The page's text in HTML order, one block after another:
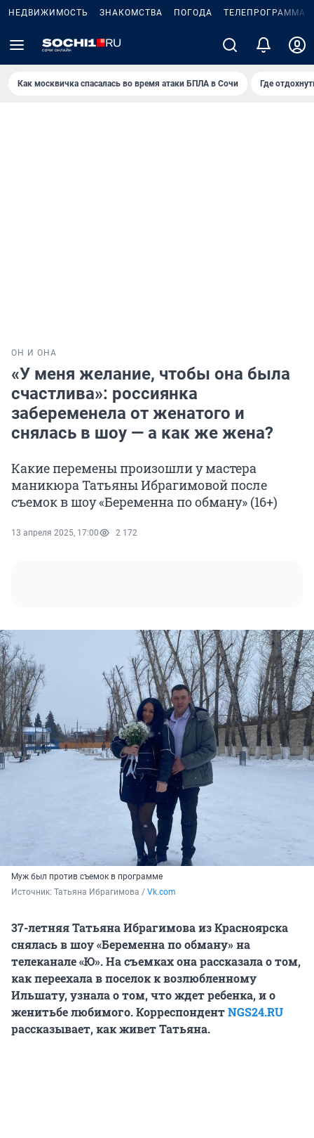
НЕДВИЖИМОСТЬ ЗНАКОМСТВА ПОГОДА ТЕЛЕПРОГРАММА
Как москвичка спасалась во время атаки БПЛА в Сочи Где
ОН И ОНА
«У меня желание, чтобы она была
счастлива»: россиянка
забеременела от женатого и
снялась в шоу — а как же жена?
Какие перемены произошли у мастера
маникюра Татьяны Ибрагимовой после
съемок в шоу «Беременна по обману» (16+)
13 апреля 2025, 17:00 2 172
Муж был против съемок в программе
Источник: Татьяна Ибрагимова / Vk.com
37-летняя Татьяна Ибрагимова из Красноярска
снялась в шоу «Беременна по обману» на
телеканале «Ю». На съемках она рассказала о том,
как переехала в поселок к возлюбленному
Ильшату, узнала о том, что ждет ребенка, и о
женитьбе любимого. КорреспондентNGS24.RU
рассказывает, как живет Татьяна.